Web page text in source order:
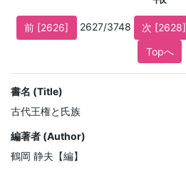
前 [2626] 2627/3748 次 [2628]
Topへ
書名 (Title)
古代王権と氏族
編著者 (Author)
鶴岡 静夫【編】